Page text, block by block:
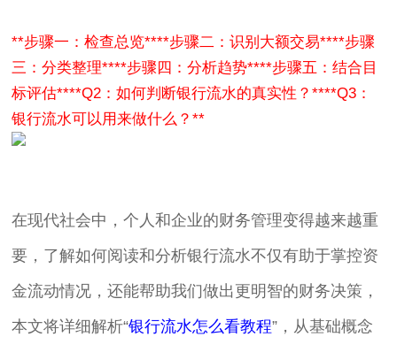
**步骤一：检查总览****步骤二：识别大额交易****步骤
三：分类整理****步骤四：分析趋势****步骤五：结合目
标评估****Q2：如何判断银行流水的真实性？****Q3：
银行流水可以用来做什么？**
在现代社会中，个人和企业的财务管理变得越来越重
要，了解如何阅读和分析银行流水不仅有助于掌控资
金流动情况，还能帮助我们做出更明智的财务决策，
本文将详细解析“银行流水怎么看教程”，从基础概念